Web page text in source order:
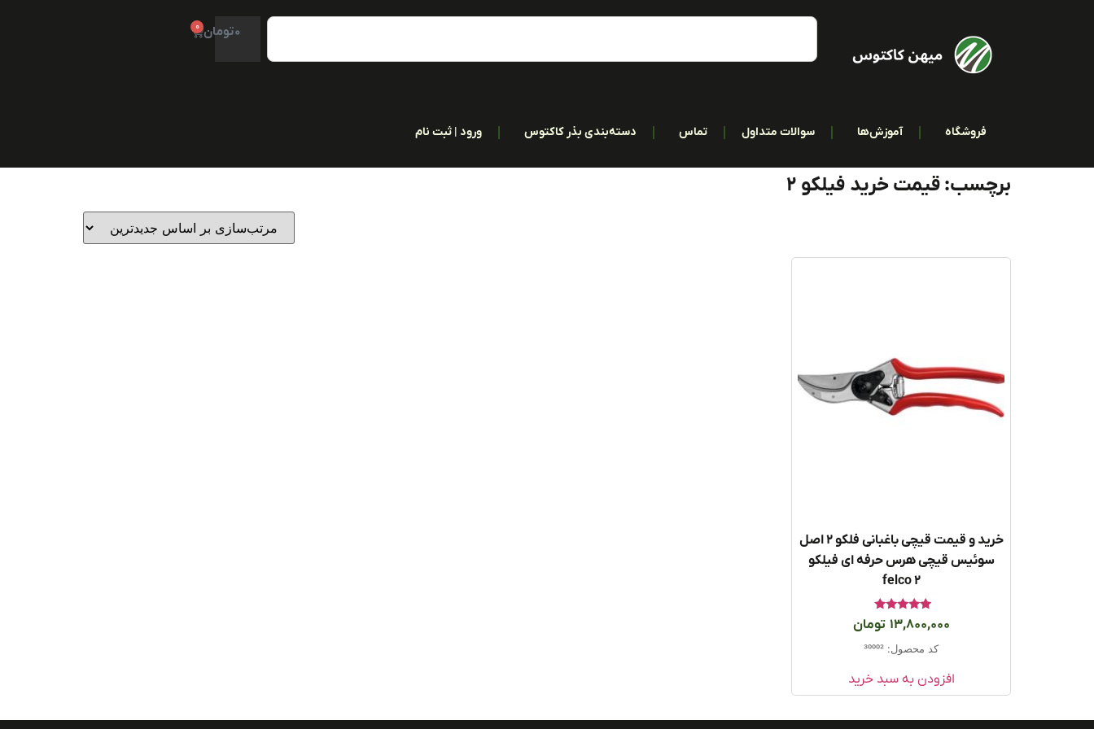
0تومان 0
فروشگاه آموزش‌ها سوالات متداول تماس دسته‌بندی بذر کاکتوس ورود | ثبت نام
برچسب: قیمت خرید فیلکو 2
خرید و قیمت قیچی باغبانی فلکو ۲ اصل
سوئیس قیچی هرس حرفه ای فیلکو
felco 2
امتیاز
5.00
13,800,000 تومان
کد محصول: 30002
افزودن به سبد خرید